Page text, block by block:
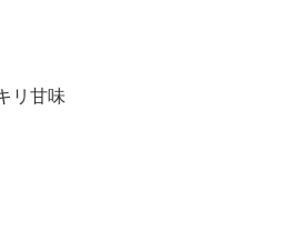
リ 甘味